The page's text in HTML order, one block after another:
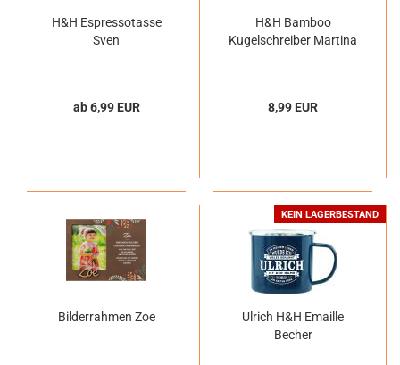
H&H Espressotasse
Sven
ab 6,99 EUR
H&H Bamboo
Kugelschreiber Martina
8,99 EUR
Bilderrahmen Zoe
KEIN LAGERBESTAND
Ulrich H&H Emaille
Becher